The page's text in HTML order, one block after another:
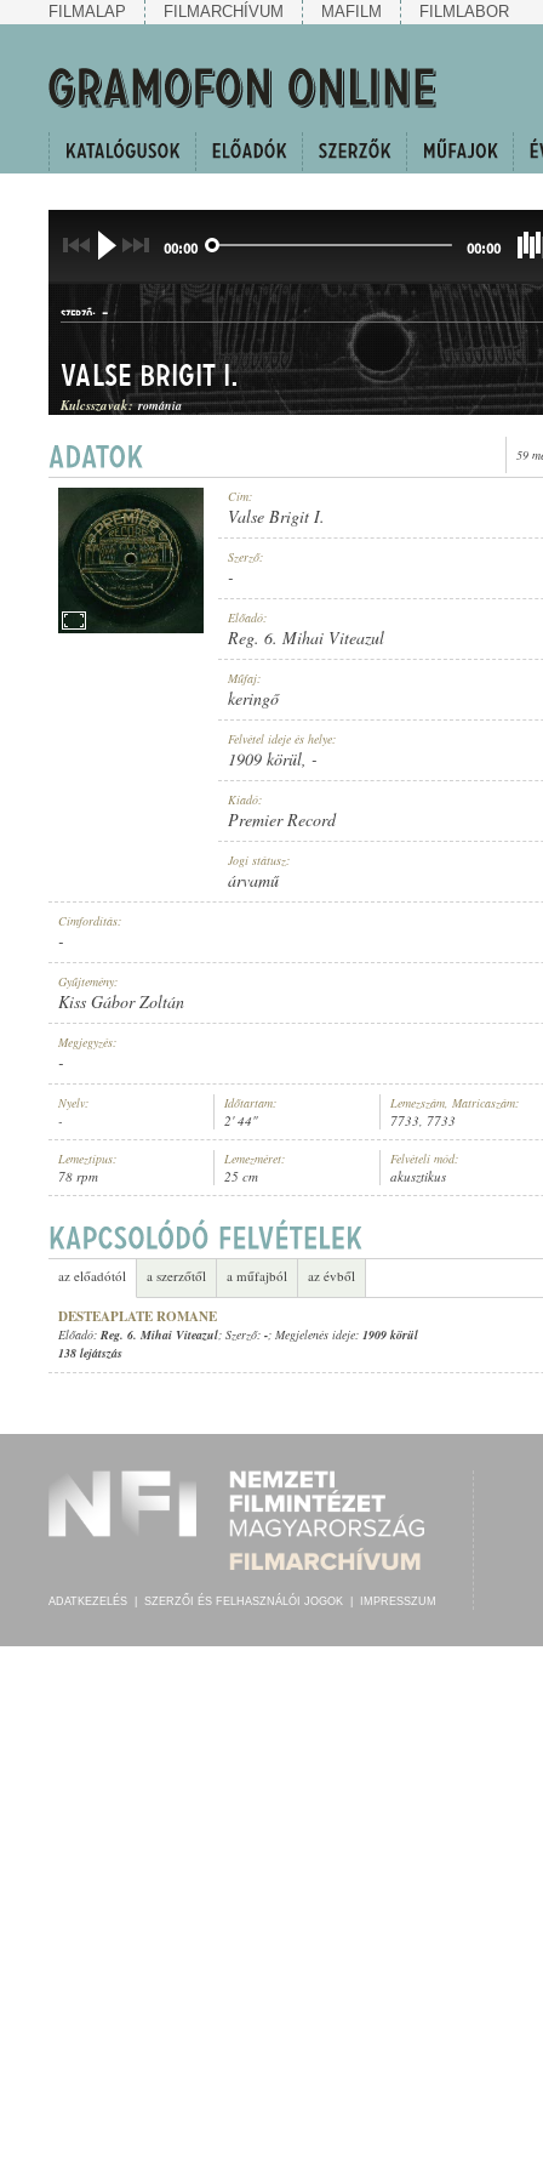
FILMALAP FILMARCHÍVUM MAFILM FILMLABOR
00:00 00:00
REG. 6. MIHAI VITEAZUL
SZERZŐ: -
KERINGŐ
1909 KÖRÜL
LEMEZSZÁM:
Valse Brigit I.
Kulcsszavak: románia
59
Cím:
Valse Brigit I.
Szerző:
-
Előadó:
Reg. 6. Mihai Viteazul
Műfaj:
keringő
Felvétel ideje és helye:
1909 körül, -
Kiadó:
Premier Record
Jogi státusz:
árvamű
Címfordítás:
-
Gyűjtemény:
Kiss Gábor Zoltán
Megjegyzés:
-
Nyelv:
-
Időtartam:
2' 44"
Lemezszám, Matricaszám:
7733, 7733
Lemeztípus:
78 rpm
Lemezméret:
25 cm
Felvételi mód:
akusztikus
az előadótól a szerzőtől a műfajból az évből
DESTEAPLATE ROMANE
Előadó: Reg. 6. Mihai Viteazul; Szerző: -; Megjelenés ideje: 1909 körül
138 lejátszás
ADATKEZELÉS SZERZŐI ÉS FELHASZNÁLÓI JOGOK IMPRESSZUM